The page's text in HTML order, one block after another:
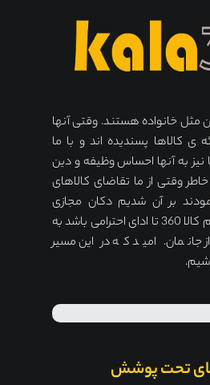
مثل خانواده هستند. وقتی آنها
ی کالاها پسندیده اند و با ما
به آنها احساس وظیفه و دین
وقتی از ما تقاضای کالاهای
بر آن شدیم دکان مجازی
دیگری بگشائیم با نام کالا 360 تا ادای احترامی باشد به
جانمان. امید که در این مسیر
تحت پوشش